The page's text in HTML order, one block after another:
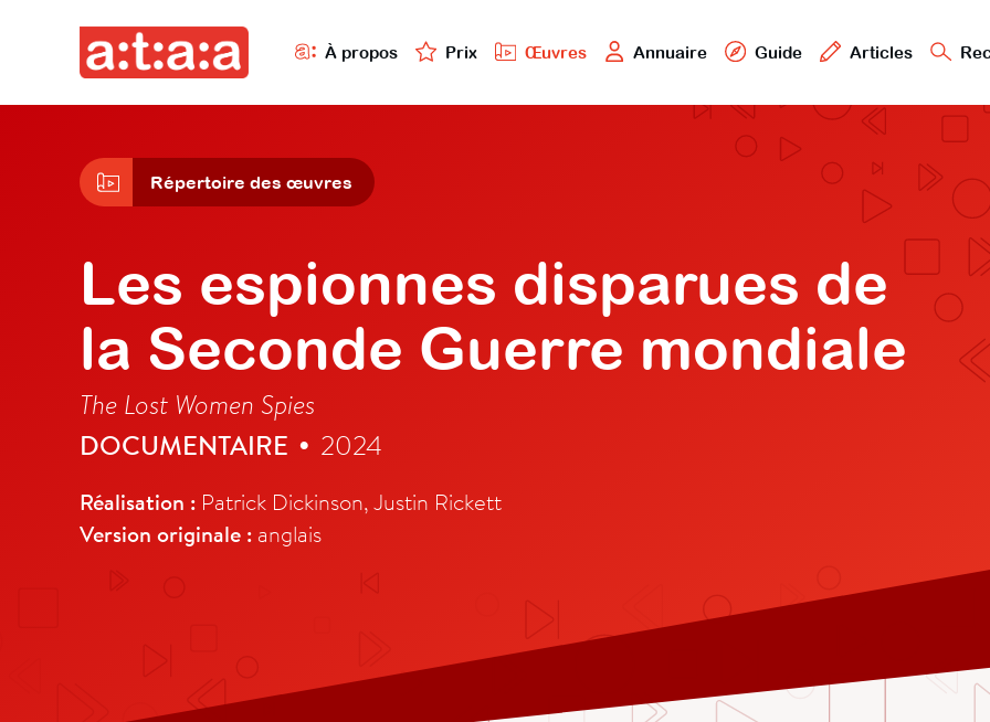
À propos Prix Œuvres Annuaire Guide Articles
Répertoire des œuvres
Les espionnes disparues de
la Seconde Guerre mondiale
The Lost Women Spies
DOCUMENTAIRE • 2024
Réalisation : Patrick Dickinson, Justin Rickett
Version originale : anglais